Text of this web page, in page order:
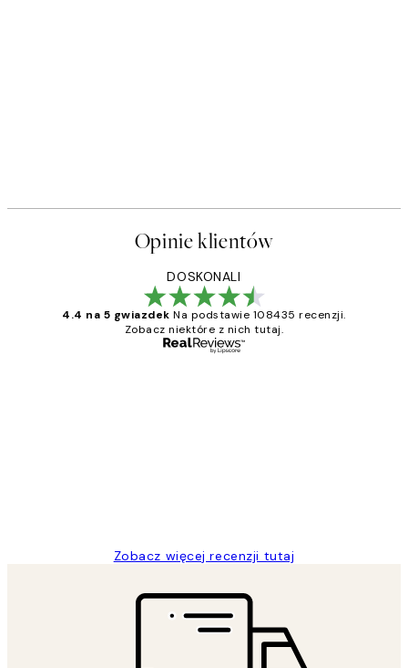
Opinie klientów
DOSKONALI
4.4 na 5 gwiazdek Na podstawie 108435 recenzji.
Zobacz niektóre z nich tutaj.
Zobacz więcej recenzji tutaj